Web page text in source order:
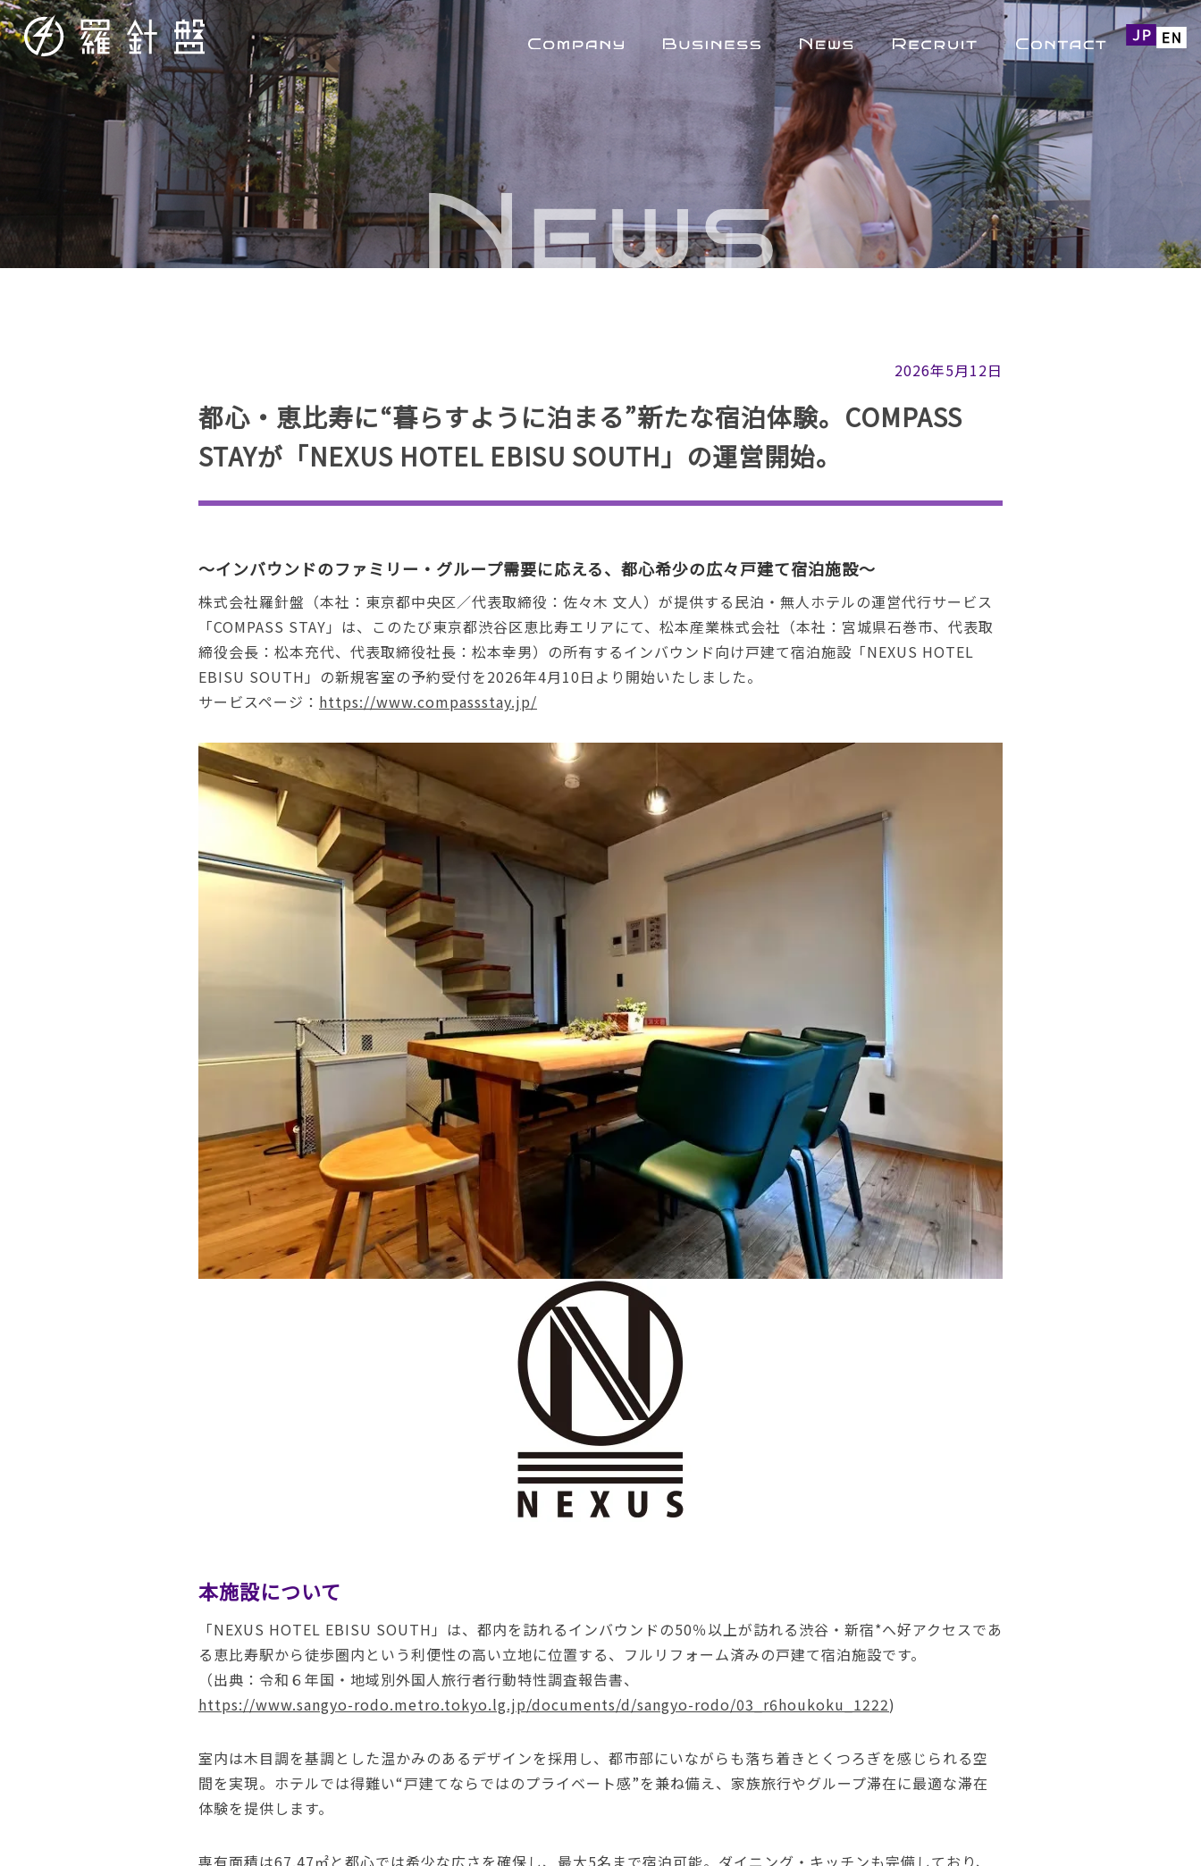
2026年5月12日
都心・恵比寿に“暮らすように泊まる”新たな宿泊体験。COMPASS
STAYが「NEXUS HOTEL EBISU SOUTH」の運営開始。
～インバウンドのファミリー・グループ需要に応える、都心希少の広々戸建て宿泊施設～
株式会社羅針盤（本社：東京都中央区／代表取締役：佐々木 文人）が提供する民泊・無人ホテルの運営代行サービス
「COMPASS STAY」は、このたび東京都渋谷区恵比寿エリアにて、松本産業株式会社（本社：宮城県石巻市、代表取
締役会長：松本充代、代表取締役社長：松本幸男）の所有するインバウンド向け戸建て宿泊施設「NEXUS HOTEL
EBISU SOUTH」の新規客室の予約受付を2026年4月10日より開始いたしました。
サービスページ： https://www.compassstay.jp/
本施設について
「NEXUS HOTEL EBISU SOUTH」は、都内を訪れるインバウンドの50％以上が訪れる渋谷・新宿*へ好アクセスであ
る恵比寿駅から徒歩圏内という利便性の高い立地に位置する、フルリフォーム済みの戸建て宿泊施設です。
（出典：令和６年国・地域別外国人旅行者行動特性調査報告書、
https://www.sangyo-rodo.metro.tokyo.lg.jp/documents/d/sangyo-rodo/03_r6houkoku_1222)
室内は木目調を基調とした温かみのあるデザインを採用し、都市部にいながらも落ち着きとくつろぎを感じられる空
間を実現。ホテルでは得難い“戸建てならではのプライベート感”を兼ね備え、家族旅行やグループ滞在に最適な滞在
体験を提供します。
専有面積は67.47㎡と都心では希少な広さを確保し、最大5名まで宿泊可能。ダイニング・キッチンも完備しており、